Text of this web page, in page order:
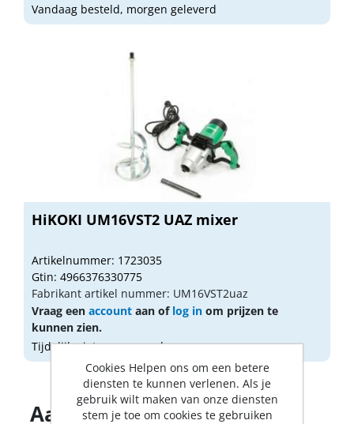
Vandaag besteld, morgen geleverd
HiKOKI UM16VST2 UAZ mixer
Artikelnummer: 1723035
Gtin: 4966376330775
Fabrikant artikel nummer: UM16VST2uaz
Vraag een account aan of log in om prijzen te
kunnen zien.
Tijdelijk niet op voorraad
Aantal producten tonen
Cookies Helpen ons om een betere
diensten te kunnen verlenen. Als je
gebruik wilt maken van onze diensten
stem je toe om cookies te gebruiken